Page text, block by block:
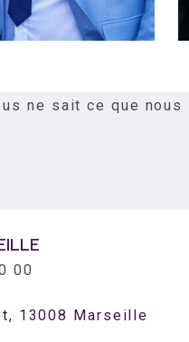
ne sait ce que
00
13008 Marseille